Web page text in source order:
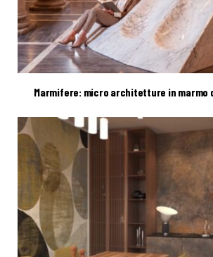
Marmifere: micro architetture in marmo